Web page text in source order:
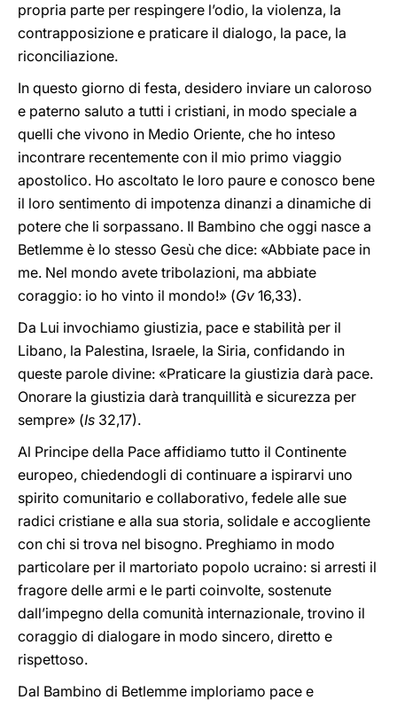
propria parte per respingere l’odio, la violenza, la
contrapposizione e praticare il dialogo, la pace, la
riconciliazione.
In questo giorno di festa, desidero inviare un caloroso
e paterno saluto a tutti i cristiani, in modo speciale a
quelli che vivono in Medio Oriente, che ho inteso
incontrare recentemente con il mio primo viaggio
apostolico. Ho ascoltato le loro paure e conosco bene
il loro sentimento di impotenza dinanzi a dinamiche di
potere che li sorpassano. Il Bambino che oggi nasce a
Betlemme è lo stesso Gesù che dice: «Abbiate pace in
me. Nel mondo avete tribolazioni, ma abbiate
coraggio: io ho vinto il mondo!» (Gv 16,33).
Da Lui invochiamo giustizia, pace e stabilità per il
Libano, la Palestina, Israele, la Siria, confidando in
queste parole divine: «Praticare la giustizia darà pace.
Onorare la giustizia darà tranquillità e sicurezza per
sempre» (Is 32,17).
Al Principe della Pace affidiamo tutto il Continente
europeo, chiedendogli di continuare a ispirarvi uno
spirito comunitario e collaborativo, fedele alle sue
radici cristiane e alla sua storia, solidale e accogliente
con chi si trova nel bisogno. Preghiamo in modo
particolare per il martoriato popolo ucraino: si arresti il
fragore delle armi e le parti coinvolte, sostenute
dall’impegno della comunità internazionale, trovino il
coraggio di dialogare in modo sincero, diretto e
rispettoso.
Dal Bambino di Betlemme imploriamo pace e